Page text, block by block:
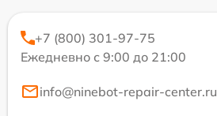
+7 (800) 301-97-75
Ежедневно с 9:00 до 21:00
info@ninebot-repair-center.ru